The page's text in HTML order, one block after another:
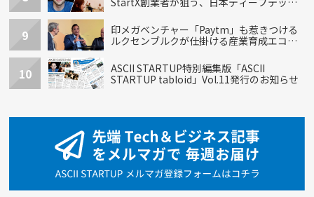
9
印メガベンチャー「Paytm」も惹きつける
ルクセンブルクが仕掛ける産業育成エコシ
10
ASCII STARTUP特別編集版「ASCII
STARTUP tabloid」Vol.11発行のお知らせ